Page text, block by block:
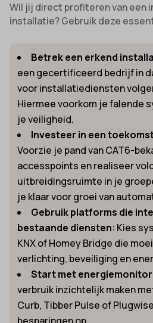
Wil jij direct profiteren van een
installatie? Gebruik deze
Betrek een erkend
een gecertificeerd bedrijf in
voor installatiediensten
Hiermee voorkom je falende
je veiligheid.
Investeer in een
Voorzie je pand van CAT6-
accesspoints en realiseer
uitbreidingsruimte in je
je klaar voor groei van
Gebruik platforms die
bestaande diensten: Kies
KNX of Homey Bridge die
verlichting, beveiliging en
Start met
verbruik inzichtelijk maken
Curb, Tibber Pulse of